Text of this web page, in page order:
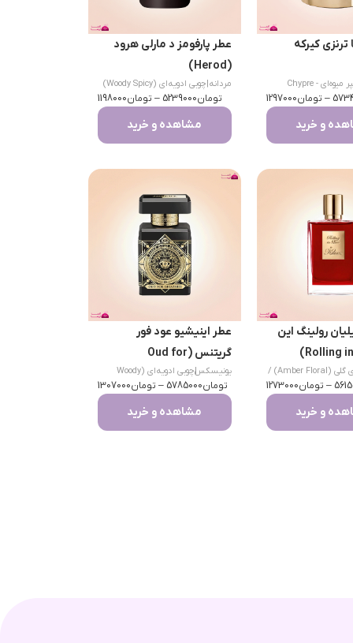
ترنزی کیرکه
شیپر میوه‌ای - Chypre
– تومان1297000
و خرید
عطر پارفومز د مارلی هرود
(Herod)
مردانه|چوبی ادویه‌ای (Woody Spicy)
تومان5239000
– تومان1198000
مشاهده و خرید
رولینگ این
امبری گلی (Amber Floral) /
– تومان1273000
و خرید
عطر اینیشیو عود فور
گریتنس (Oud for
Greatness)
یونیسکس
|
چوبی ادویه‌ای (Woody
Spicy)
تومان5785000
– تومان1307000
مشاهده و خرید